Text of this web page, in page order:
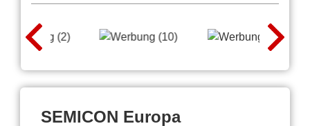
SEMICON Europa